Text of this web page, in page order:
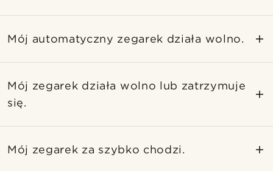
Mój automatyczny zegarek działa wolno.
Mój zegarek działa wolno lub zatrzymuje
się.
Mój zegarek za szybko chodzi.